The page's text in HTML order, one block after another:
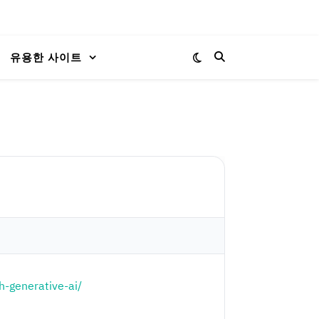
유용한 사이트
generative-ai/